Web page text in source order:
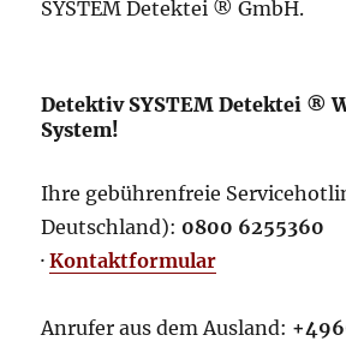
SYSTEM Detektei ® GmbH.
Detektiv SYSTEM Detektei ®
System!
Ihre gebührenfreie
Deutschland): 0800 6255360
·Kontaktformular
Anrufer aus dem Ausland: